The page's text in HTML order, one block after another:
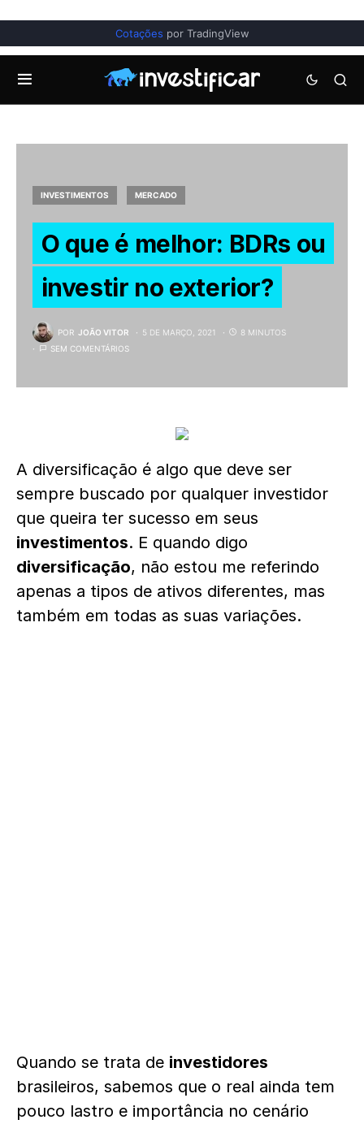
Cotações por TradingView
INVESTIMENTOS MERCADO
O que é melhor: BDRs ou
investir no exterior?
POR JOÃO VITOR 5 DE MARÇO, 2021
8 MINUTOS
SEM COMENTÁRIOS
A diversificação é algo que deve ser
sempre buscado por qualquer investidor
que queira ter sucesso em seus
investimentos. E quando digo
diversificação, não estou me referindo
apenas a tipos de ativos diferentes, mas
também em todas as suas variações.
Quando se trata de investidores
brasileiros, sabemos que o real ainda tem
pouco lastro e importância no cenário